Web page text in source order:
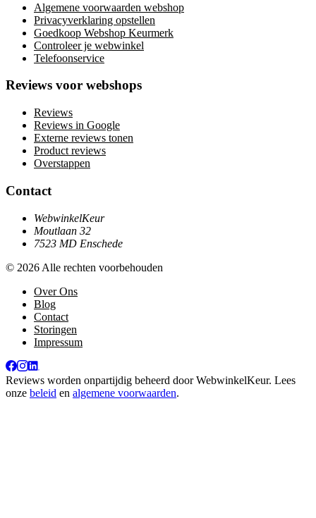
Algemene voorwaarden webshop
Privacyverklaring opstellen
Goedkoop Webshop Keurmerk
Controleer je webwinkel
Telefoonservice
Reviews voor webshops
Reviews
Reviews in Google
Externe reviews tonen
Product reviews
Overstappen
Contact
WebwinkelKeur
Moutlaan 32
7523 MD Enschede
© 2026 Alle rechten voorbehouden
Over Ons
Blog
Contact
Storingen
Impressum
Reviews worden onpartijdig beheerd doorWebwinkelKeur. Lees
onze beleid en algemene voorwaarden.